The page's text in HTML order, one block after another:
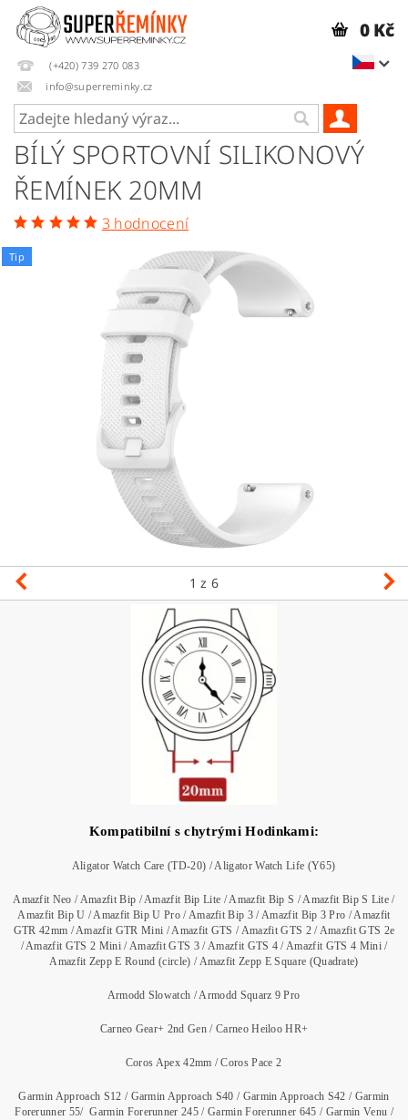
(+420) 739 270 083
info@superreminky.cz
0 Kč
BÍLÝ SPORTOVNÍ SILIKONOVÝ
ŘEMÍNEK 20MM
3 hodnocení
Tip
1 z 6
Kompatibilní s chytrými Hodinkami:
Aligator Watch Care (TD-20) / Aligator Watch Life (Y65)
Amazfit Neo / Amazfit Bip / Amazfit Bip Lite / Amazfit Bip S / Amazfit Bip S Lite /
Amazfit Bip U / Amazfit Bip U Pro / Amazfit Bip 3 / Amazfit Bip 3 Pro / Amazfit
GTR 42mm / Amazfit GTR Mini / Amazfit GTS / Amazfit GTS 2 / Amazfit GTS 2e
/ Amazfit GTS 2 Mini / Amazfit GTS 3 / Amazfit GTS 4 / Amazfit GTS 4 Mini /
Amazfit Zepp E Round (circle) / Amazfit Zepp E Square (Quadrate)
Armodd Slowatch / Armodd Squarz 9 Pro
Carneo Gear+ 2nd Gen / Carneo Heiloo HR+
Coros Apex 42mm / Coros Pace 2
Garmin Approach S12 / Garmin Approach S40 / Garmin Approach S42 / Garmin
Forerunner 55/ Garmin Forerunner 245 / Garmin Forerunner 645 / Garmin Venu /